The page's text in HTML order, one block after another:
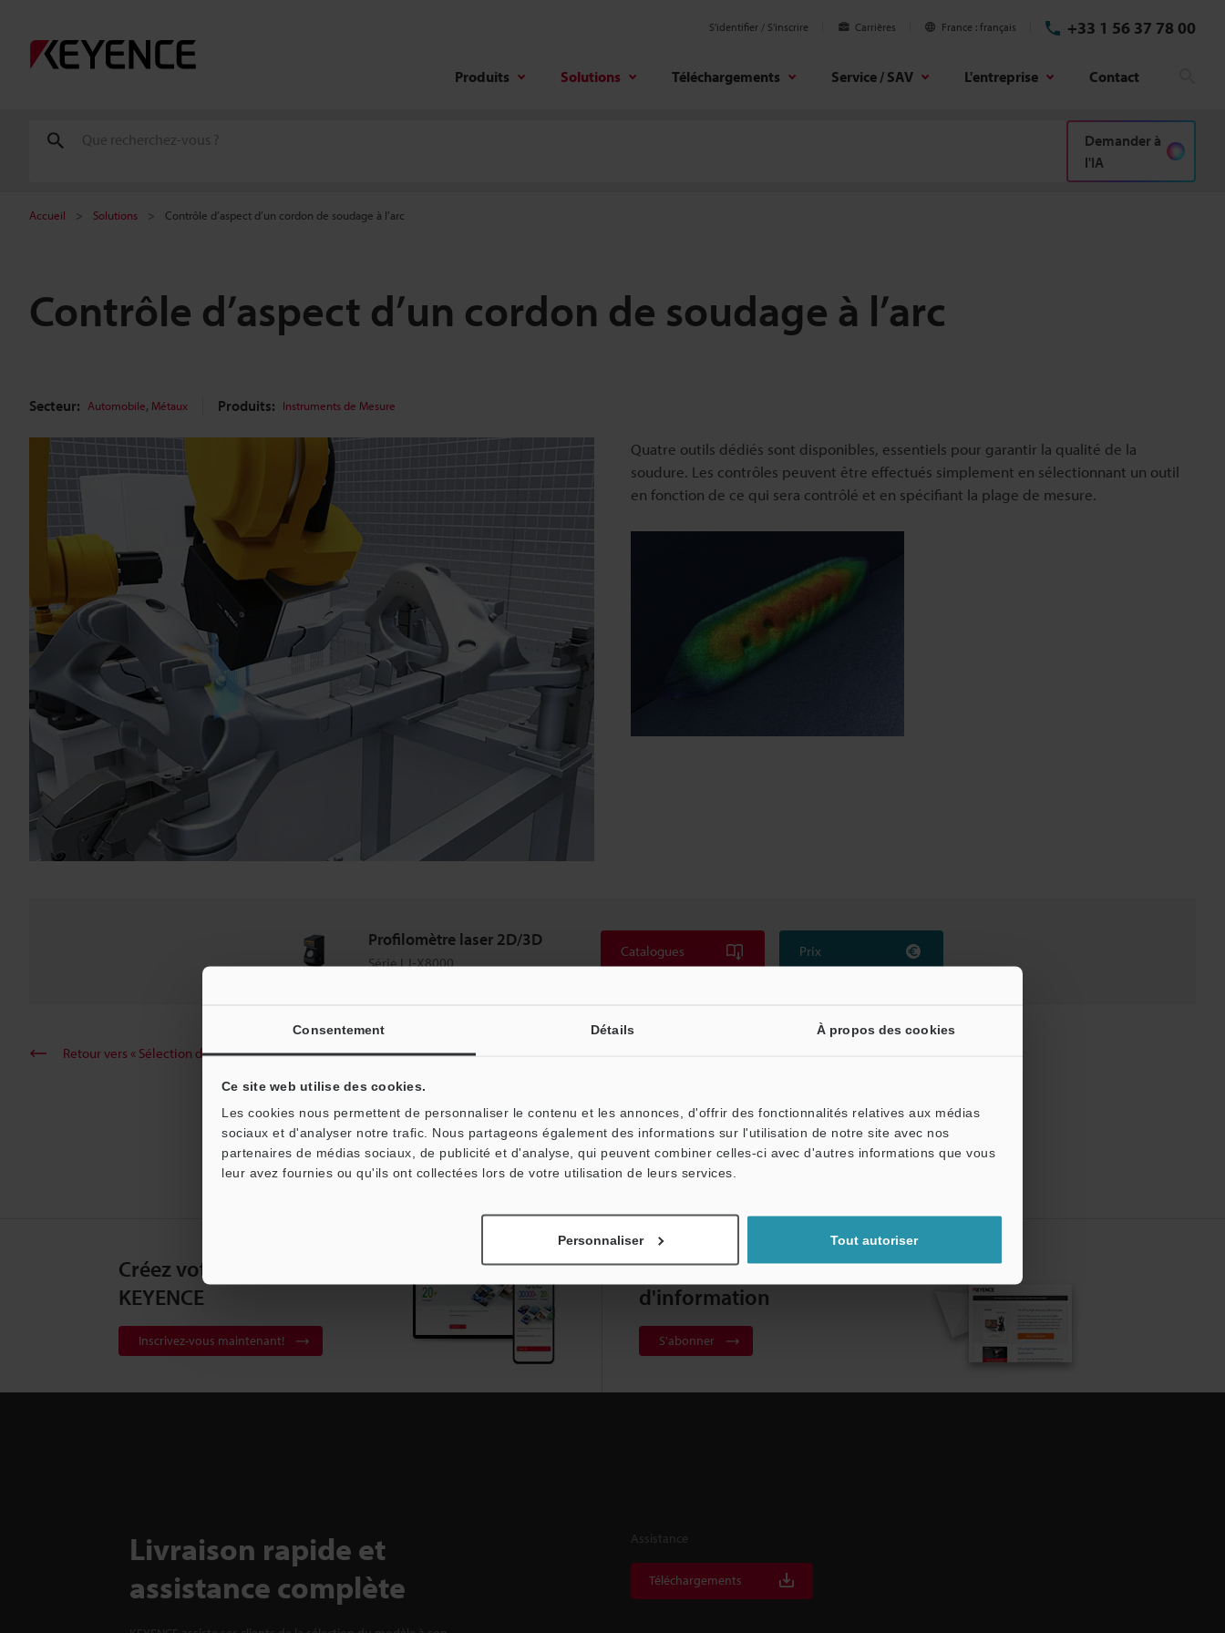
Consentement Détails À propos des cookies
Ce site web utilise des cookies.
Les cookies nous permettent de personnaliser le contenu et les annonces, d'offrir des fonctionnalités relatives aux médias
sociaux et d'analyser notre trafic. Nous partageons également des informations sur l'utilisation de notre site avec nos
partenaires de médias sociaux, de publicité et d'analyse, qui peuvent combiner celles-ci avec d'autres informations que vous
leur avez fournies ou qu'ils ont collectées lors de votre utilisation de leurs services.
Personnaliser Tout autoriser
S'identifier / S’inscrire Carrières France français +33 1 56 37 78 00
Produits Solutions Téléchargements Service / SAV L'entreprise Contact
Demander à
l'IA
Accueil Solutions Contrôle d’aspect d’un cordon de soudage à l’arc
Contrôle d’aspect d’un cordon de soudage à l’arc
Secteur: Automobile, Métaux Produits: Instruments de Mesure
Quatre outils dédiés sont disponibles, essentiels pour garantir la qualité de la
soudure. Les contrôles peuvent être effectués simplement en sélectionnant un outil
en fonction de ce qui sera contrôlé et en spécifiant la plage de mesure.
Profilomètre laser 2D/3D
Série LJ-X8000
Catalogues Prix
Retour vers « Sélection de produits par industrie et application »
Créez votre compte
KEYENCE
Inscrivez-vous maintenant!
Abonnement à la lettre
d'information
S'abonner
Livraison rapide et
assistance complète
Assistance
Téléchargements